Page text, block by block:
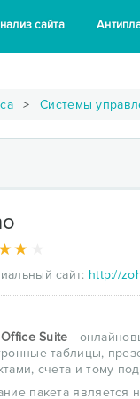
сайта
Системы
сайт: http://
Suite -
таблицы,
счета и тому
пакета является